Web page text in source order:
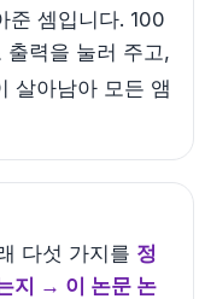
준 셈입니다. 100
출력을 눌러 주고,
살아남아 모든 앰
다섯 가지를 정
지 → 이 논문 논